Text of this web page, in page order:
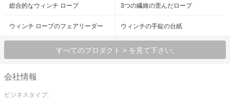
総合的なウィンチ ロープ
3つの繊維の歪んだロープ
ウィンチ ロープのフェアリーダー ウィンチの手錠の台紙
すべてのプロダクト > を見て下さい;
会社情報
ビジネスタイプ: